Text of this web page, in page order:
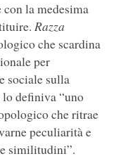
la medesima
Razza
che scardina
per
sociale sulla
lo definiva “uno
che ritrae
peculiarità e
similitudini”.